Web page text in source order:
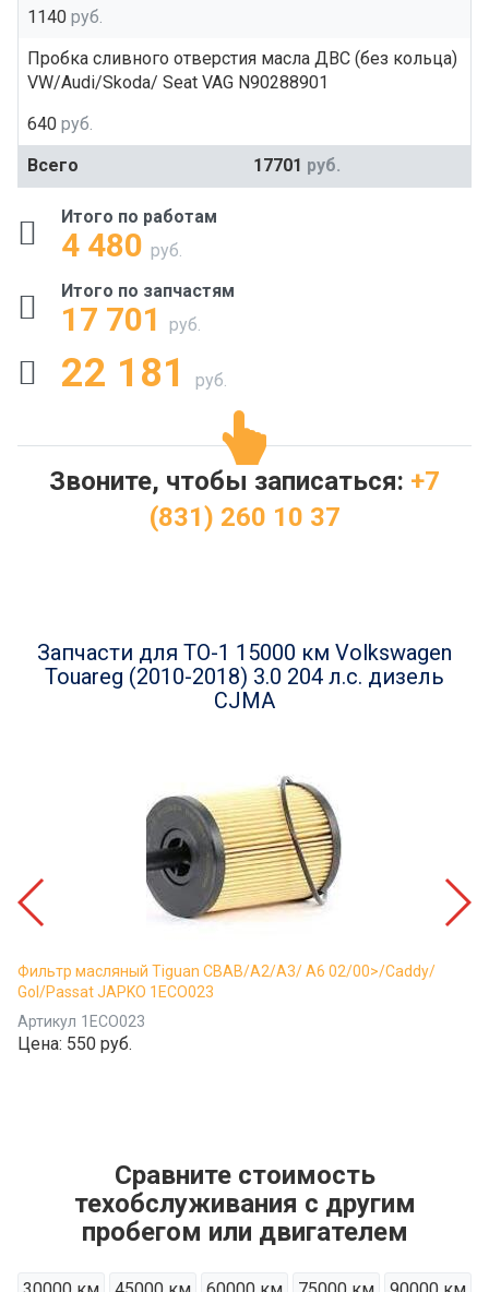
1140 руб.
Пробка сливного отверстия масла ДВС (без кольца)
VW/Audi/Skoda/ Seat VAG N90288901
640 руб.
Всего
17701 руб.
Итого по работам
4 480 руб.
Итого по запчастям
17 701 руб.
22 181 руб.
Звоните, чтобы записаться: +7
(831) 260 10 37
Запчасти для ТО-1 15000 км Volkswagen
Touareg (2010-2018) 3.0 204 л.с. дизель
CJMA
Фильтр масляный Tiguan CBAB/A2/A3/ A6 02/00>/Caddy/
Gol/Passat JAPKO 1ECO023
Артикул 1ECO023
Цена: 550 руб.
Сравните стоимость
техобслуживания с другим
пробегом или двигателем